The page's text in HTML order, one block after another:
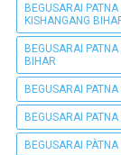
BEGUSARAI
KISHANGANG
BEGUSARAI
BIHAR
BEGUSARAI
BEGUSARAI
BEGUSARAI